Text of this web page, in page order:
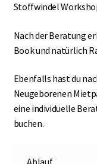
Stoffwindel
Nach der Beratung
Book und natürlich
Ebenfalls hast du
Neugeborenen
eine individuelle
buchen.